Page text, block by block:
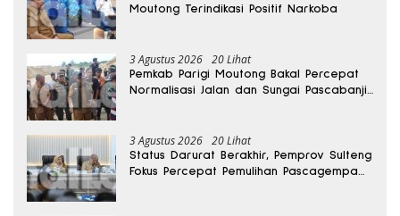
Moutong Terindikasi Positif Narkoba
3 Agustus 2026 20 Lihat
Pemkab Parigi Moutong Bakal Percepat
Normalisasi Jalan dan Sungai Pascabanjir
3 Agustus 2026 20 Lihat
Status Darurat Berakhir, Pemprov Sulteng
Fokus Percepat Pemulihan Pascagempa